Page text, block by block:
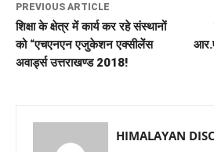
PREVIOUS ARTICLE
शिक्षा के क्षेत्र में कार्य कर रहे संस्थानों
को “एचएनएन एजुकेशन एक्सीलेंस
अवार्ड्स उत्तराखण्ड 2018!
HIMALAYAN